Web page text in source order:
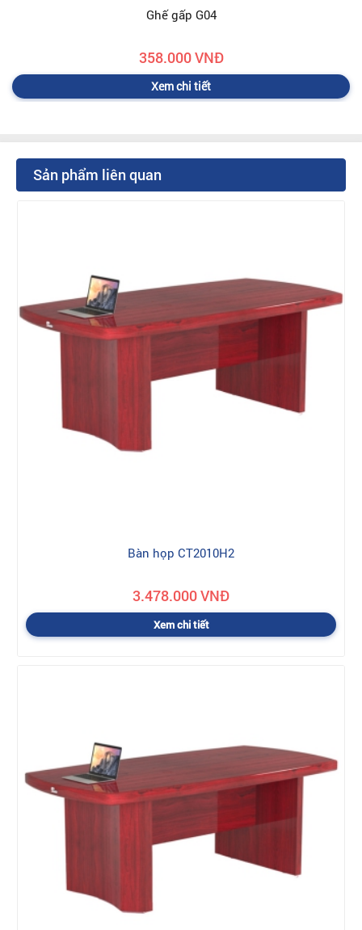
Ghế gấp G04
358.000 VNĐ
Xem chi tiết
Sản phẩm liên quan
Bàn họp CT2010H2
3.478.000 VNĐ
Xem chi tiết